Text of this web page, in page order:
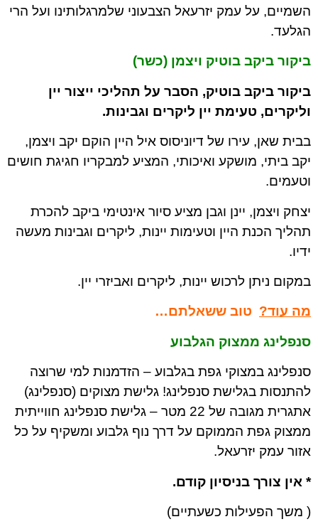
השמיים, על עמק יזרעאל הצבעוני שלמרגלותינו ועל הרי
הגלעד.
ביקור ביקב בוטיק ויצמן (כשר)
ביקור ביקב בוטיק, הסבר על תהליכי ייצור יין
וליקרים, טעימת יין ליקרים וגבינות.
בבית שאן, עירו של דיוניסוס איל היין הוקם יקב ויצמן,
יקב ביתי, מושקע ואיכותי, המציע למבקריו חגיגת חושים
וטעמים.
יצחק ויצמן, יינן וגבן מציע סיור אינטימי ביקב להכרת
תהליך הכנת היין וטעימות יינות, ליקרים וגבינות מעשה
ידיו.
במקום ניתן לרכוש יינות, ליקרים ואביזרי יין.
מה עוד? טוב ששאלתם…
סנפלינג ממצוק הגלבוע
סנפלינג במצוקי גפת בגלבוע – הזדמנות למי שרוצה
להתנסות בגלישת סנפלינג! גלישת מצוקים (סנפלינג)
אתגרית מגובה של 22 מטר – גלישת סנפלינג חווייתית
ממצוק גפת הממוקם על דרך נוף גלבוע ומשקיף על כל
אזור עמק יזרעאל.
* אין צורך בניסיון קודם.
( משך הפעילות כשעתיים)